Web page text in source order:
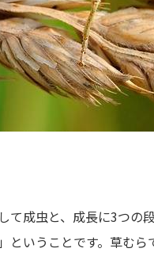
て成虫と、成長に3つの
ということです。草む